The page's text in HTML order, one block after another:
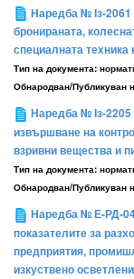
Наредба № Iз-2061
бронираната,
специалната
Тип на документа:
Обнародван/Публикуван
Наредба № Iз-2205
извършване на
взривни вещества и
Тип на документа:
Обнародван/Публикуван
Наредба № Е-РД-
показателите за
предприятия,
изкуствено